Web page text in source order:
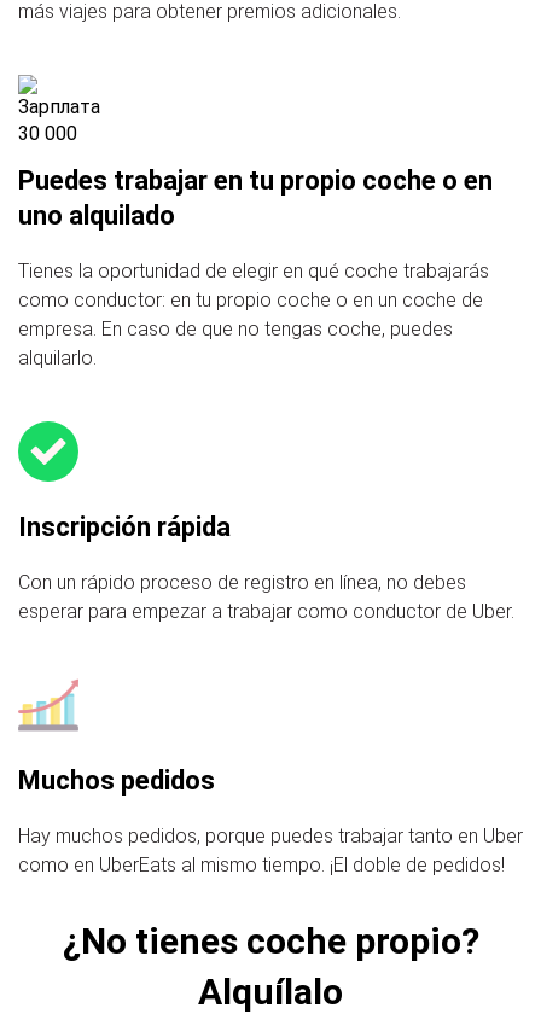
más viajes para obtener premios adicionales.
Puedes trabajar en tu propio coche o en
uno alquilado
Tienes la oportunidad de elegir en qué coche trabajarás
como conductor: en tu propio coche o en un coche de
empresa. En caso de que no tengas coche, puedes
alquilarlo.
Inscripción rápida
Con un rápido proceso de registro en línea, no debes
esperar para empezar a trabajar como conductor de Uber.
Muchos pedidos
Hay muchos pedidos, porque puedes trabajar tanto en Uber
como en UberEats al mismo tiempo. ¡El doble de pedidos!
¿No tienes coche propio?
Alquílalo